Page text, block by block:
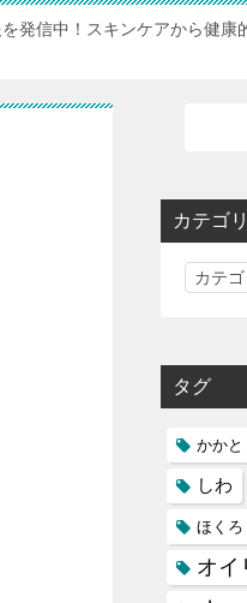
発信中！スキンケアから健康
カテゴ
カ
リ
ー
タグ
かかと
しわ
ほくろ
オイ